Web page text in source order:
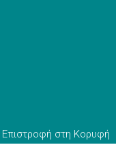
Επιστροφή στη Κορυφή